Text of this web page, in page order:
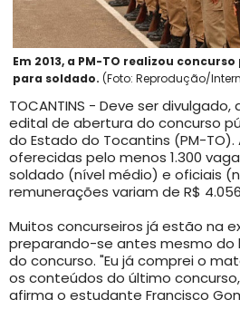
Em 2013, a PM-TO realizou
para soldado. (Foto: Reprodução/
TOCANTINS - Deve ser
edital de abertura do concurso
do Estado do Tocantins (PM-
oferecidas pelo menos 1.300
soldado (nível médio) e oficiais
remunerações variam de R$
Muitos concurseiros já estão na
preparando-se antes mesmo
do concurso. "Eu já comprei o
os conteúdos do último
afirma o estudante Francisco